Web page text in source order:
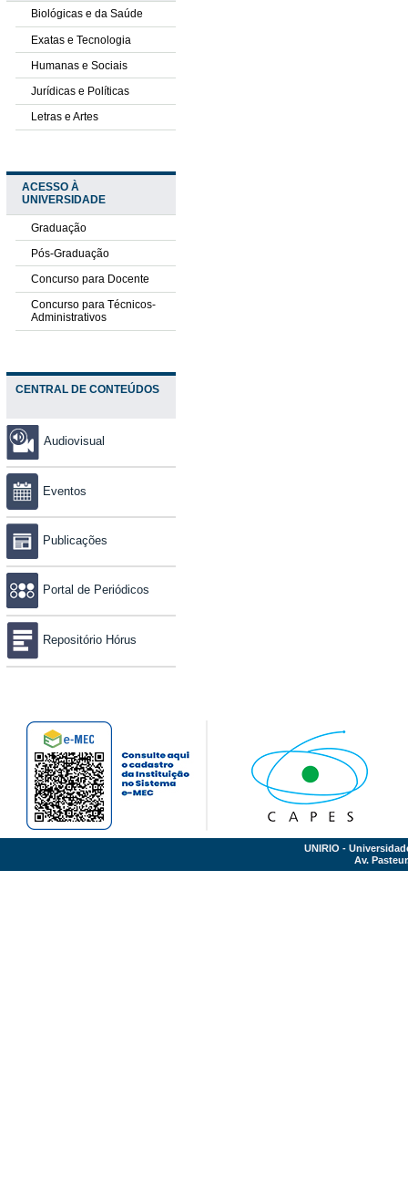
Biológicas e da Saúde
Exatas e Tecnologia
Humanas e Sociais
Jurídicas e Políticas
Letras e Artes
ACESSO À
UNIVERSIDADE
Graduação
Pós-Graduação
Concurso para Docente
Concurso para Técnicos-
Administrativos
CENTRAL DE CONTEÚDOS
Audiovisual
Eventos
Publicações
Portal de Periódicos
Repositório Hórus
UNIRIO -
Av.